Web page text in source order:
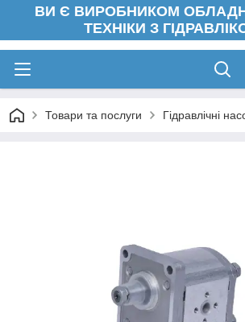
ВИ Є ВИРОБНИКОМ
ТЕХНІКИ З
Товари та послуги Гідравлічні